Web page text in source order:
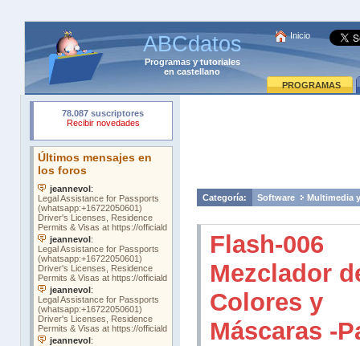
ABCdatos
Programasytutoriales
en castellano
Inicio
PROGRAMAS
Categoría: Software Multimedia
Flash-006
Mezclador
Colores y
Máscaras -